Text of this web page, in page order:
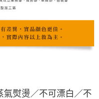
氣熨燙／不可漂白／不